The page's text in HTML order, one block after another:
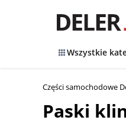
Wszystkie
Części samochodowe
Paski